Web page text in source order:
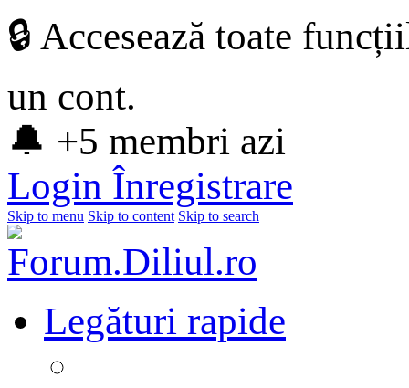
🔒 Accesează toate
un cont.
🔔 +5 membri azi
Login Înregistrare
Skip to menu Skip to content Skip to search
Legături rapide